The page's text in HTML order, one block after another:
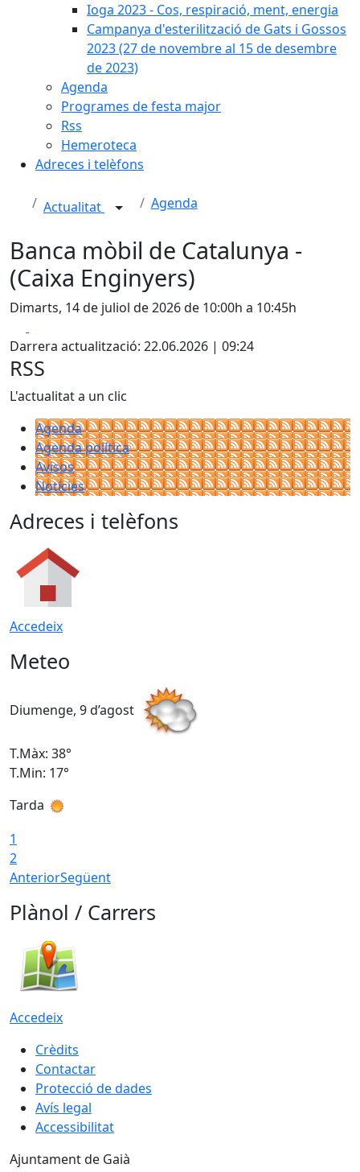
Ioga 2023 - Cos, respiració, ment, energia
Campanya d'esterilització de Gats i Gossos
2023 (27 de novembre al 15 de desembre
de 2023)
Agenda
Programes de festa major
Rss
Hemeroteca
Adreces i telèfons
Actualitat Agenda
Banca mòbil de Catalunya -
(Caixa Enginyers)
Dimarts, 14 de juliol de 2026 de 10:00h a 10:45h
Darrera actualització: 22.06.2026 | 09:24
RSS
L'actualitat a un clic
Agenda
Agenda política
Avisos
Notícies
Adreces i telèfons
Accedeix
Meteo
Diumenge, 9 d’agost
T.Màx: 38°
T.Min: 17°
Tarda
1
2
AnteriorSegüent
Plànol / Carrers
Accedeix
Crèdits
Contactar
Protecció de dades
Avís legal
Accessibilitat
Ajuntament de Gaià